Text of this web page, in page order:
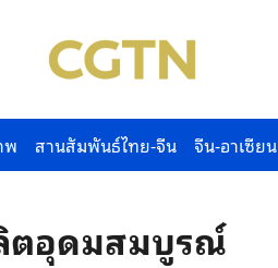
พ สานสัมพันธ์ไทย-จีน จีน-อาเซียน
ตอุดมสมบูรณ์